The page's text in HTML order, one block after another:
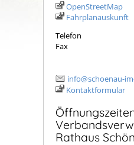
OpenStreetMap
Fahrplanauskunft
Telefon
Fax
info@schoenau-
Kontaktformular
Rathaus